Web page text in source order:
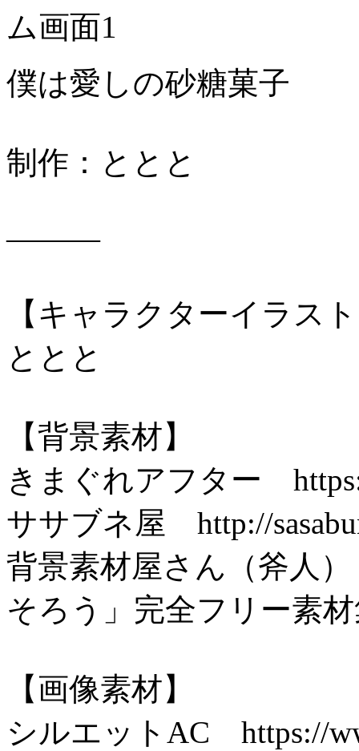
僕は愛しの砂糖菓子
制作：ととと
―――
【キャラクターイラス
ととと
【背景素材】
きまぐれアフター
ササブネ屋 http://
背景素材屋さん（斧人
そろう」完全フリー素
【画像素材】
シルエットAC https://